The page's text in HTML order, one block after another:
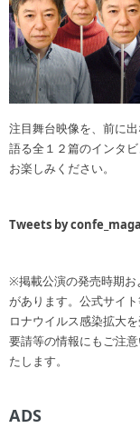
注目舞台映像を、前に
語る全１２篇のインタ
お楽しみください。
Tweets by
※掲載公演の発売時期お
があります。公式サイ
ロナウイルス感染拡大
要請等の情報にもご注
たします。
ADS